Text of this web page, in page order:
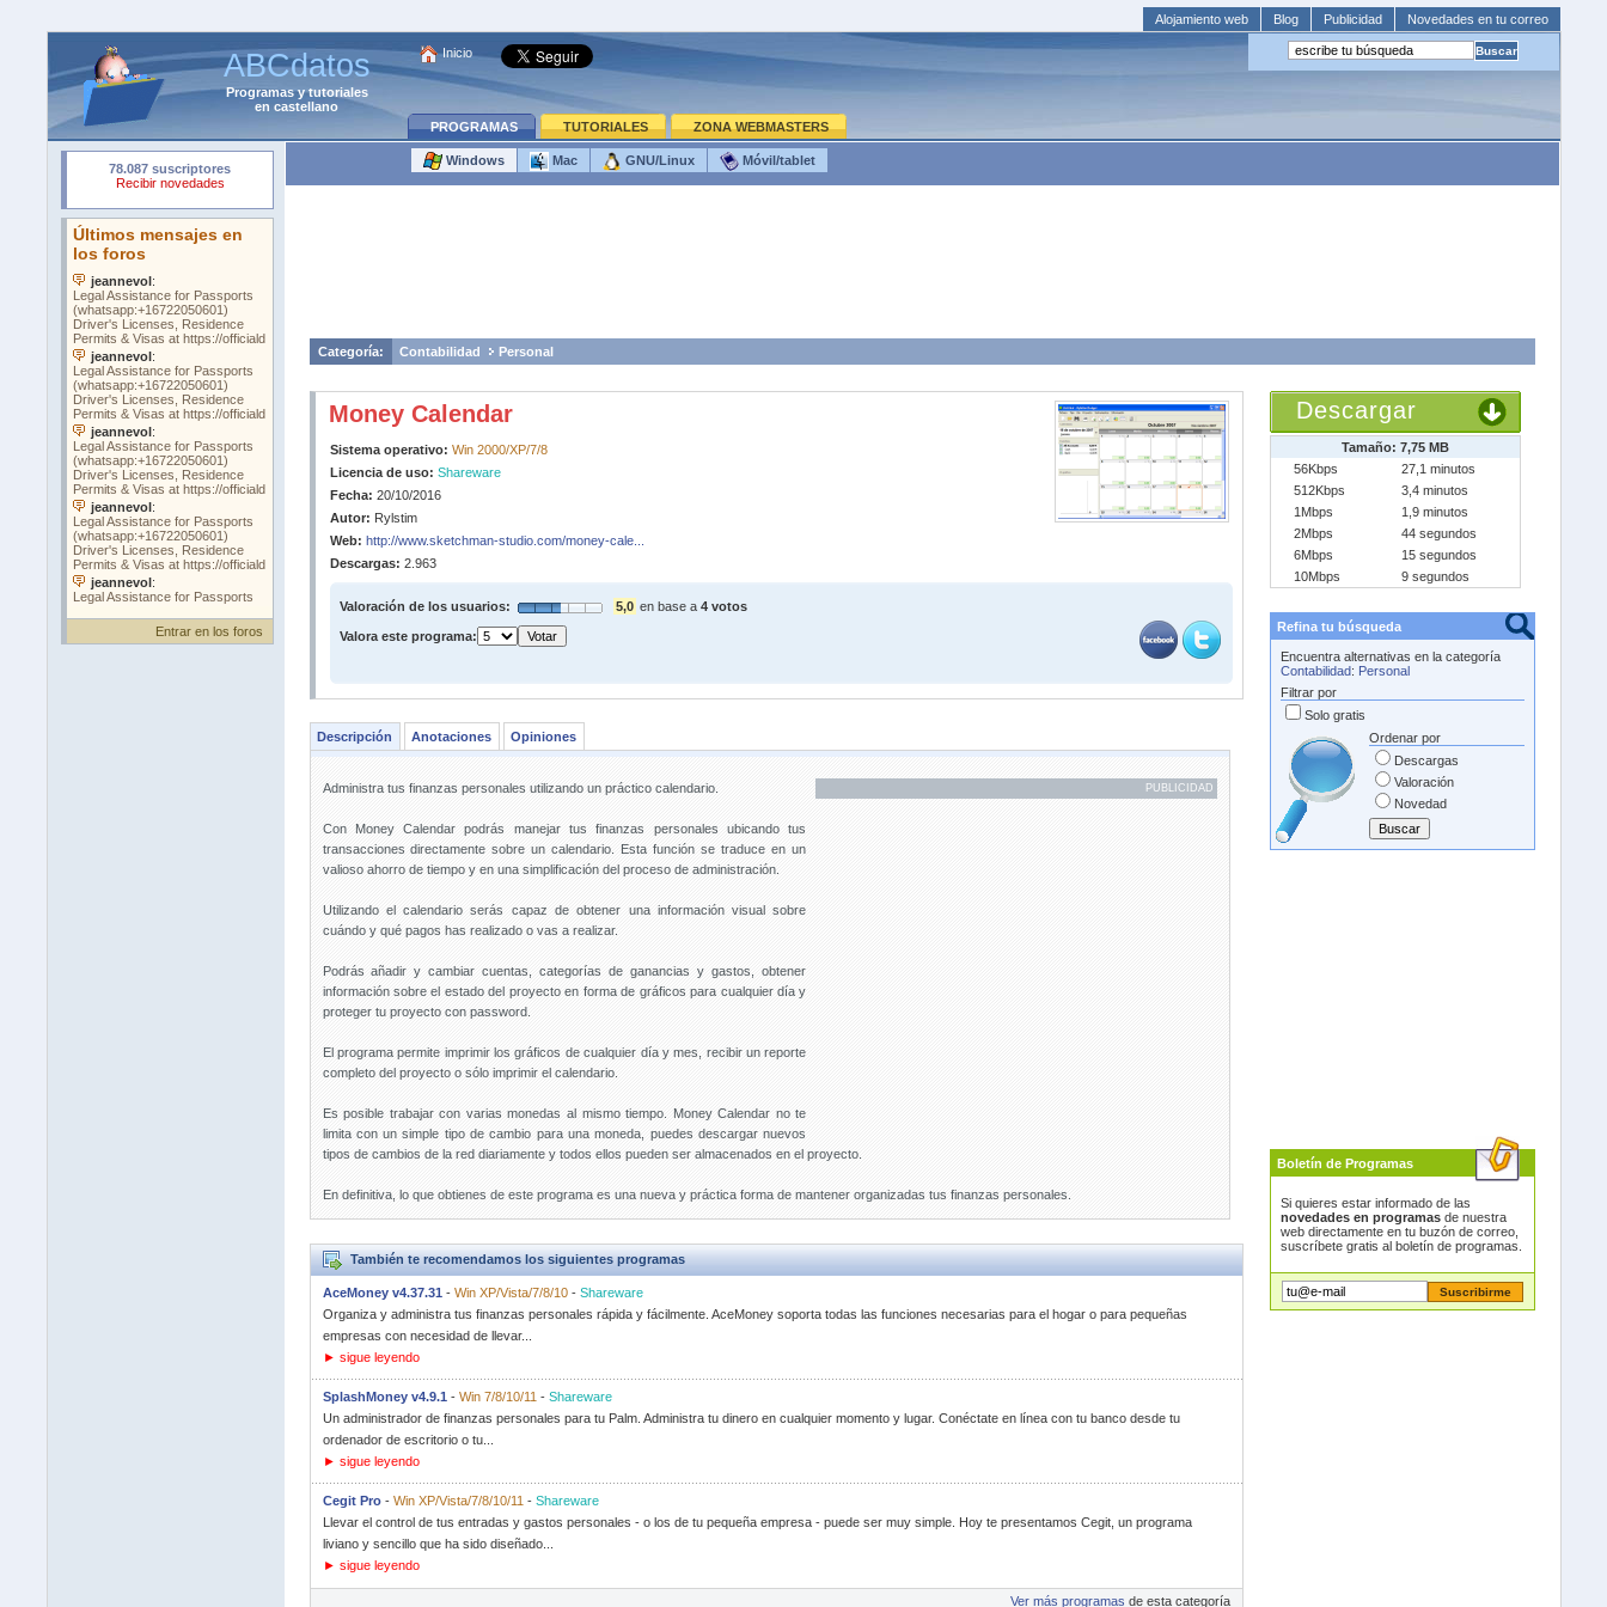
Alojamiento web Blog Publicidad Novedades en tu correo
ABCdatos
Programasytutoriales
en castellano
Inicio
PROGRAMAS TUTORIALES ZONA WEBMASTERS
Entrar en los foros
Windows Mac GNU/Linux Móvil/tablet
Categoría: Contabilidad Personal
Money Calendar
Sistema operativo: Win 2000/XP/7/8
Licencia de uso: Shareware
Fecha: 20/10/2016
Autor: Rylstim
Web: http://www.sketchman-studio.com/money-cale...
Descargas: 2.963
Valoración de los usuarios: 5,0 en base a 4 votos
Valora este programa:
Descripción Anotaciones Opiniones
PUBLICIDAD
Administra tus finanzas personales utilizando un práctico calendario.
Con Money Calendar podrás manejar tus finanzas personales ubicando tus
transacciones directamente sobre un calendario. Esta función se traduce en un
valioso ahorro de tiempo y en una simplificación del proceso de administración.
Utilizando el calendario serás capaz de obtener una información visual sobre
cuándo y qué pagos has realizado o vas a realizar.
Podrás añadir y cambiar cuentas, categorías de ganancias y gastos, obtener
información sobre el estado del proyecto en forma de gráficos para cualquier día y
proteger tu proyecto con password.
El programa permite imprimir los gráficos de cualquier día y mes, recibir un reporte
completo del proyecto o sólo imprimir el calendario.
Es posible trabajar con varias monedas al mismo tiempo. Money Calendar no te
limita con un simple tipo de cambio para una moneda, puedes descargar nuevos
tipos de cambios de la red diariamente y todos ellos pueden ser almacenados en el proyecto.
En definitiva, lo que obtienes de este programa es una nueva y práctica forma de mantener organizadas tus finanzas personales.
También te recomendamos los siguientes programas
AceMoney v4.37.31 - Win XP/Vista/7/8/10- Shareware
Organiza y administra tus finanzas personales rápida y fácilmente. AceMoney soporta todas las funciones necesarias para el hogar o para pequeñas
empresas con necesidad de llevar...
► sigue leyendo
SplashMoney v4.9.1 - Win 7/8/10/11 - Shareware
Un administrador de finanzas personales para tu Palm. Administra tu dinero en cualquier momento y lugar. Conéctate en línea con tu banco desde tu
ordenador de escritorio o tu...
► sigue leyendo
Cegit Pro- Win XP/Vista/7/8/10/11 - Shareware
Llevar el control de tus entradas y gastos personales - o los de tu pequeña empresa - puede ser muy simple. Hoy te presentamos Cegit, un programa
liviano y sencillo que ha sido diseñado...
► sigue leyendo
Ver más programas de esta categoría
Descargar
Tamaño: 7,75 MB
56Kbps
27,1 minutos
512Kbps
3,4 minutos
1Mbps
1,9 minutos
2Mbps
44 segundos
6Mbps
15 segundos
10Mbps
9 segundos
Refina tu búsqueda
Encuentra alternativas en la categoría
Contabilidad: Personal
Filtrar por
Solo gratis
Ordenar por
Descargas
Valoración
Novedad
Boletín de Programas
Si quieres estar informado de las
novedades en programasde nuestra
web directamente en tu buzón de correo,
suscríbete gratis al boletín de programas.